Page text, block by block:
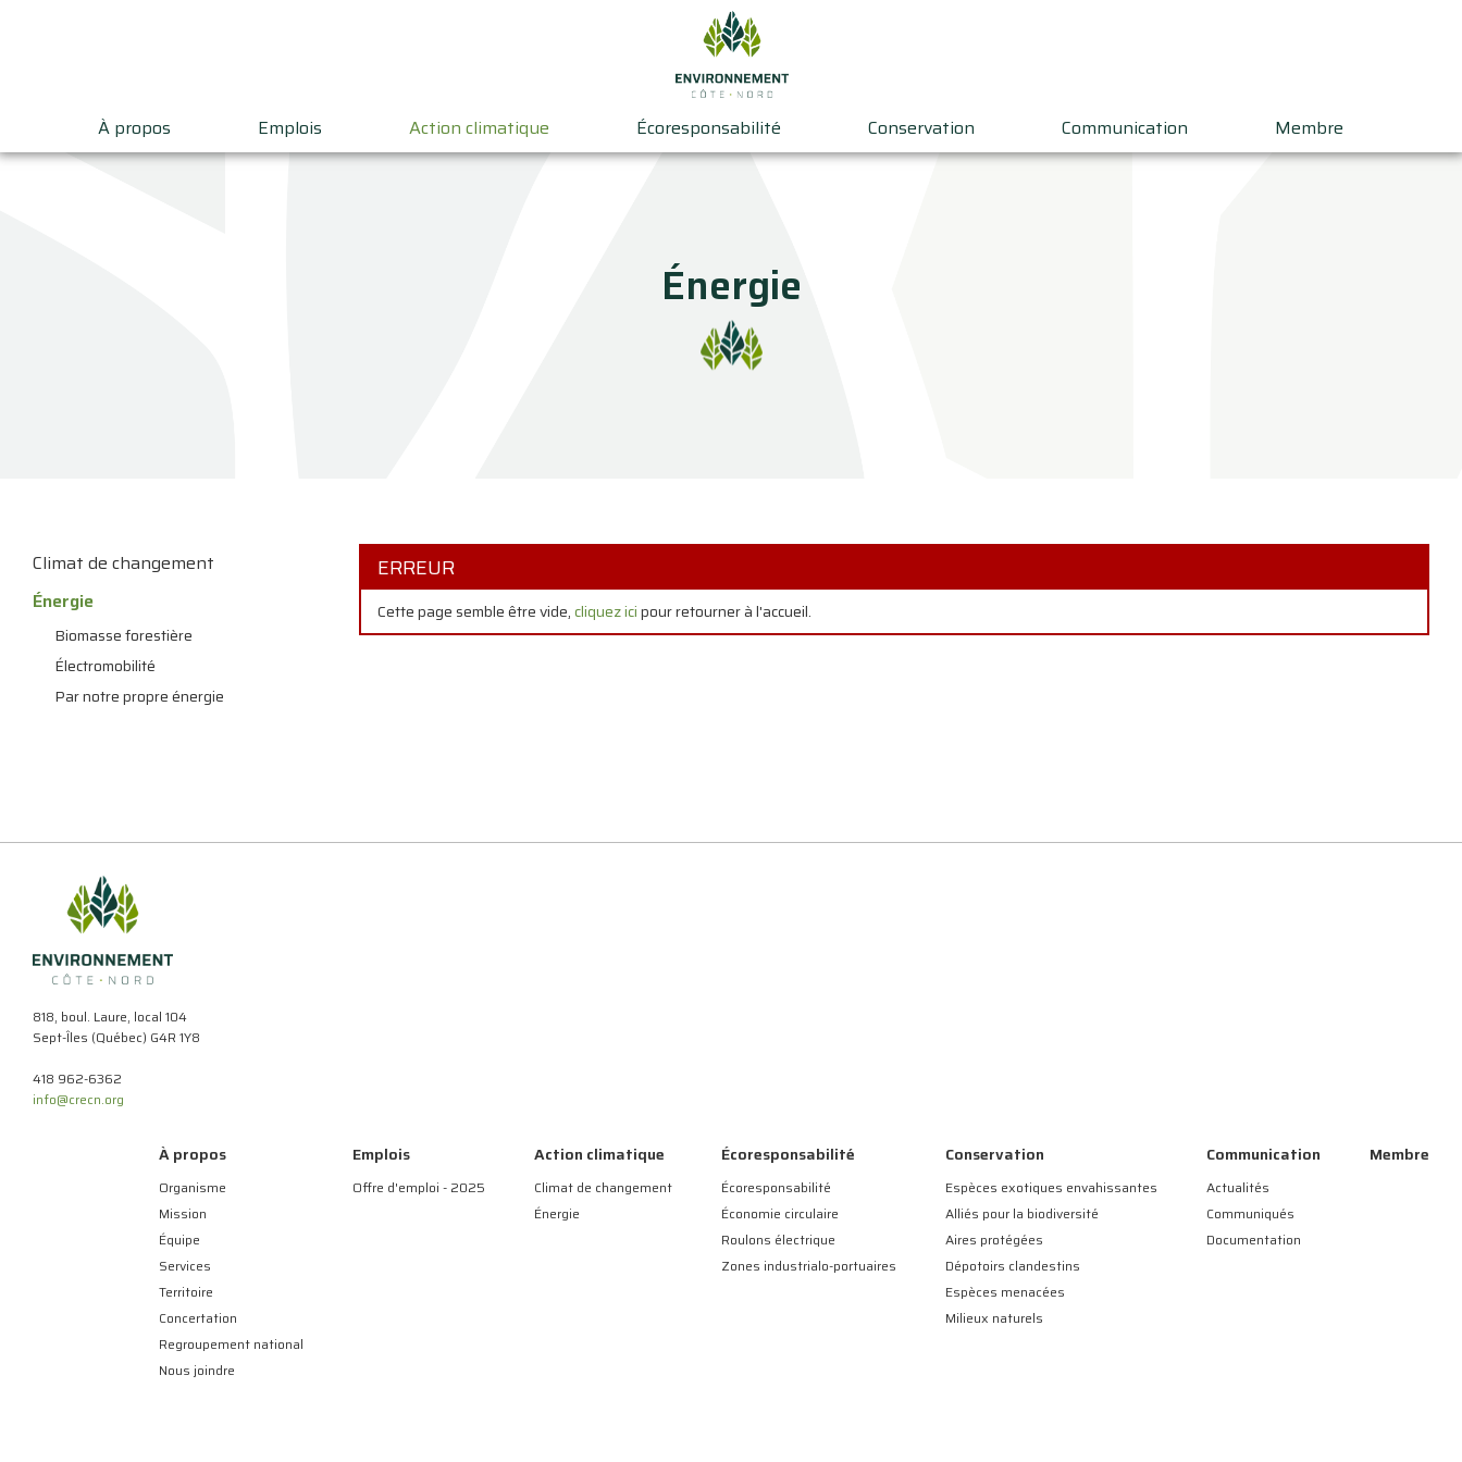
À propos Emplois Action climatique Écoresponsabilité Conservation Communication Membre
Énergie
Climat de changement
Énergie
Biomasse forestière
Électromobilité
Par notre propre énergie
ERREUR
Cette page semble être vide,cliquez icipour retourner à l'accueil.
818, boul. Laure, local 104
Sept-Îles (Québec) G4R 1Y8
418 962-6362
info@crecn.org
À propos
Organisme
Mission
Équipe
Services
Territoire
Concertation
Regroupement national
Nous joindre
Emplois
Offre d'emploi - 2025
Action climatique
Climat de changement
Énergie
Écoresponsabilité
Écoresponsabilité
Économie circulaire
Roulons électrique
Zones industrialo-portuaires
Conservation
Espèces exotiques envahissantes
Alliés pour la biodiversité
Aires protégées
Dépotoirs clandestins
Espèces menacées
Milieux naturels
Communication
Actualités
Communiqués
Documentation
Membre